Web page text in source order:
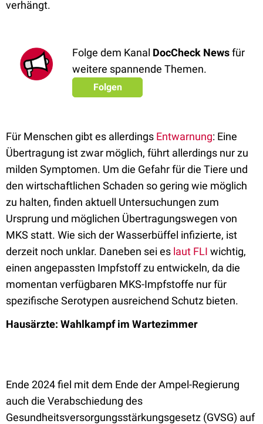
verhängt.
Folge dem Kanal DocCheck Newsfür
weitere spannende Themen.
Folgen
Für Menschen gibt es allerdings Entwarnung: Eine
Übertragung ist zwar möglich, führt allerdings nur zu
milden Symptomen. Um die Gefahr für die Tiere und
den wirtschaftlichen Schaden so gering wie möglich
zu halten, finden aktuell Untersuchungen zum
Ursprung und möglichen Übertragungswegen von
MKS statt. Wie sich der Wasserbüffel infizierte, ist
derzeit noch unklar. Daneben sei es laut FLI wichtig,
einen angepassten Impfstoff zu entwickeln, da die
momentan verfügbaren MKS-Impfstoffe nur für
spezifische Serotypen ausreichend Schutz bieten.
Hausärzte: Wahlkampf im Wartezimmer
Ende 2024 fiel mit dem Ende der Ampel-Regierung
auch die Verabschiedung des
Gesundheitsversorgungsstärkungsgesetz (GVSG) auf